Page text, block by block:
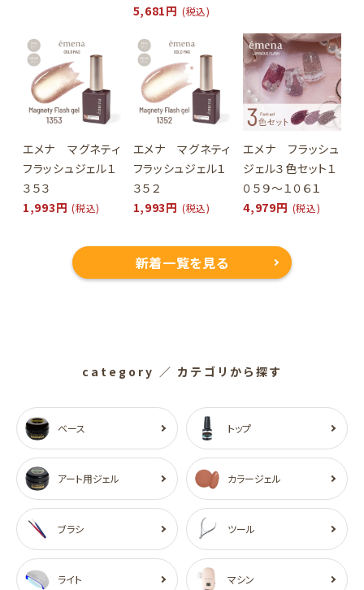
5,681円 (税込)
エメナ マグネティ
フラッシュジェル１
３５３
1,993円 (税込)
エメナ マグネティ
フラッシュジェル１
３５２
1,993円 (税込)
エメナ フラッシュ
ジェル３色セット１
０５９～１０６１
4,979円 (税込)
新着一覧を見る
category ／ カテゴリから探す
ベース トップ
アート用ジェル カラージェル
ブラシ ツール
ライト マシン